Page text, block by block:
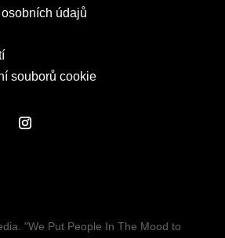
údajů
souborů cookie
"We Put People In The Mood to